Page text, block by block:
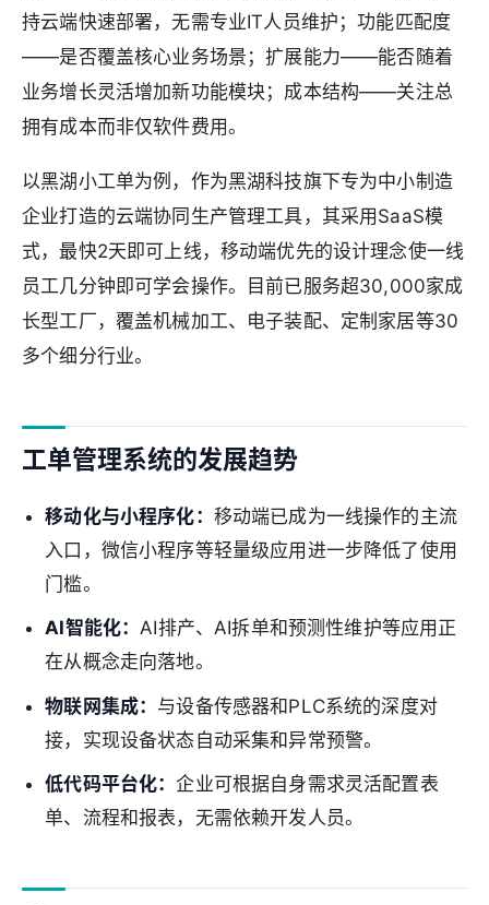
持云端快速部署，无需专业IT人员维护；功能匹配度
——是否覆盖核心业务场景；扩展能力——能否随着
业务增长灵活增加新功能模块；成本结构——关注总
拥有成本而非仅软件费用。
以黑湖小工单为例，作为黑湖科技旗下专为中小制造
企业打造的云端协同生产管理工具，其采用SaaS模
式，最快2天即可上线，移动端优先的设计理念使一线
员工几分钟即可学会操作。目前已服务超30,000家成
长型工厂，覆盖机械加工、电子装配、定制家居等30
多个细分行业。
工单管理系统的发展趋势
移动化与小程序化： 移动端已成为一线操作的主流
入口，微信小程序等轻量级应用进一步降低了使用
门槛。
AI智能化：AI排产、AI拆单和预测性维护等应用正
在从概念走向落地。
物联网集成： 与设备传感器和PLC系统的深度对
接，实现设备状态自动采集和异常预警。
低代码平台化：企业可根据自身需求灵活配置表
单、流程和报表，无需依赖开发人员。